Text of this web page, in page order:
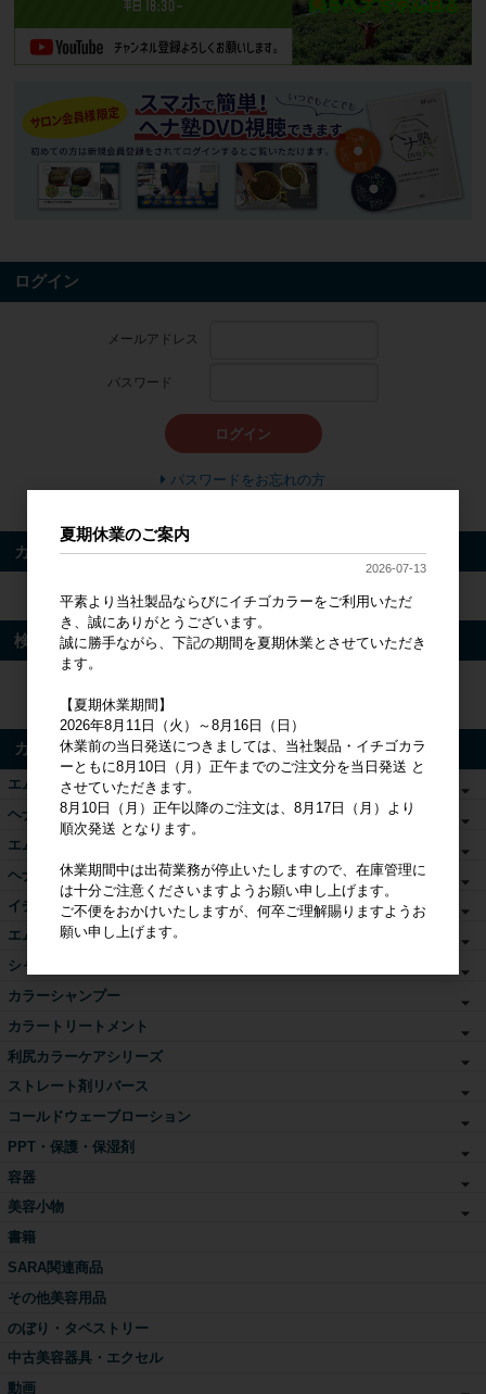
ログイン
メールアドレス
パスワード
ログイン
パスワードをお忘れの方
カート
カートは空です
検索
カテゴリ
エムズヘナ&ハーブ
ヘナ関連商品
エムズカラー
ヘナ書籍・DVD
イチゴカラー単品
エムズアロマカラー
シャンプー・トリートメント
カラーシャンプー
カラートリートメント
利尻カラーケアシリーズ
ストレート剤リバース
コールドウェーブローション
PPT・保護・保湿剤
容器
美容小物
書籍
SARA関連商品
その他美容用品
のぼり・タペストリー
中古美容器具・エクセル
動画
夏期休業のご案内
2026-07-13
平素より当社製品ならびにイチゴカラーをご利用いただ
き、誠にありがとうございます。
誠に勝手ながら、下記の期間を夏期休業とさせていただき
ます。
【夏期休業期間】
2026年8月11日（火）～8月16日（日）
休業前の当日発送につきましては、当社製品・イチゴカラ
ーともに8月10日（月）正午までのご注文分を当日発送 と
させていただきます。
8月10日（月）正午以降のご注文は、8月17日（月）より
順次発送 となります。
休業期間中は出荷業務が停止いたしますので、在庫管理に
は十分ご注意くださいますようお願い申し上げます。
ご不便をおかけいたしますが、何卒ご理解賜りますようお
願い申し上げます。